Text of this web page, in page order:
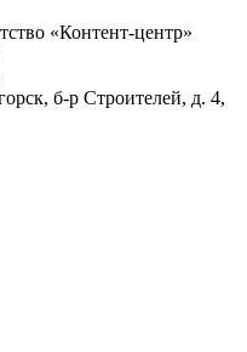
«Контент-центр»
б-р Строителей, д. 4,